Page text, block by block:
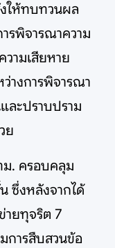
ให้ทบทวนผล
รพิจารณาความ
วามเสียหาย
างการพิจารณา
ละปราบปราม
ย
ม. ครอบคลุม
ซึ่งหลังจากได้
ายทุจริต 7
การสืบสวนข้อ